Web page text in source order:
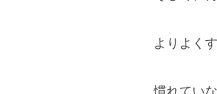
よりよく
慣れてい